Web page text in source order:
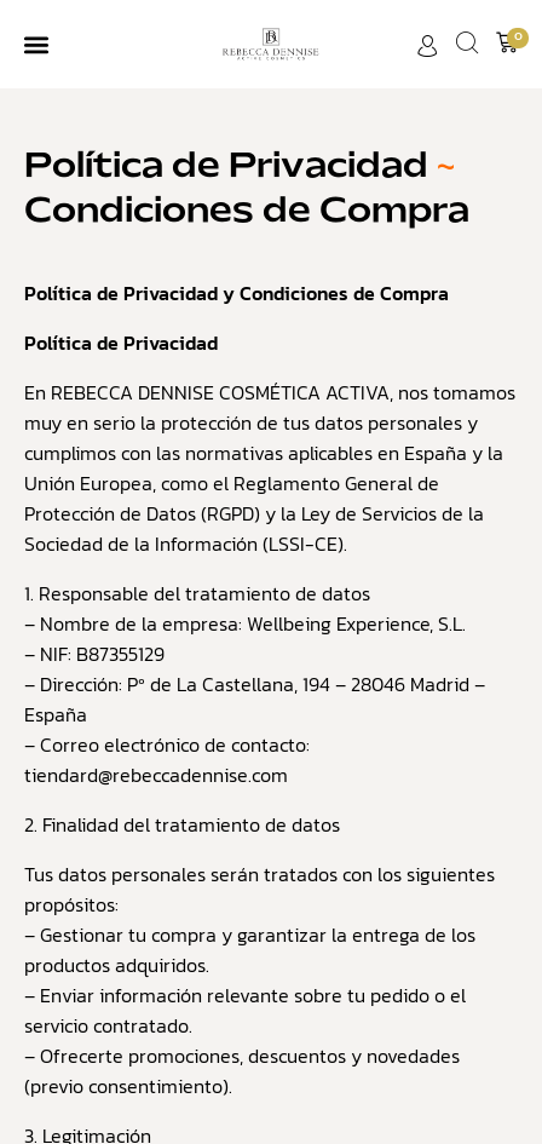
0
Política de Privacidad ~
Condiciones de Compra
Política de Privacidad y Condiciones de Compra
Política de Privacidad
En REBECCA DENNISE COSMÉTICA ACTIVA, nos tomamos
muy en serio la protección de tus datos personales y
cumplimos con las normativas aplicables en España y la
Unión Europea, como el Reglamento General de
Protección de Datos (RGPD) y la Ley de Servicios de la
Sociedad de la Información (LSSI-CE).
1. Responsable del tratamiento de datos
– Nombre de la empresa: Wellbeing Experience, S.L.
– NIF: B87355129
– Dirección: Pº de La Castellana, 194 – 28046 Madrid –
España
– Correo electrónico de contacto:
tiendard@rebeccadennise.com
2. Finalidad del tratamiento de datos
Tus datos personales serán tratados con los siguientes
propósitos:
– Gestionar tu compra y garantizar la entrega de los
productos adquiridos.
– Enviar información relevante sobre tu pedido o el
servicio contratado.
– Ofrecerte promociones, descuentos y novedades
(previo consentimiento).
3. Legitimación